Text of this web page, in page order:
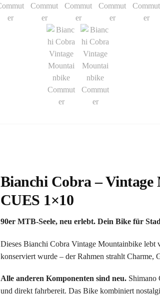
Bianchi Cobra –
CUES 1×10
90er MTB-Seele, neu erlebt. Dein Bike für
Dieses Bianchi Cobra Vintage Mountainbike lebt
konserviert wurde – der Rahmen strahlt Charme,
Alle anderen Komponenten sind neu.Shimano
und direkt fahrbereit. Das Bike kombiniert